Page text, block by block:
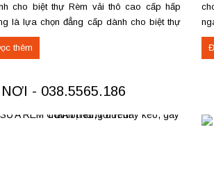
cho biệt thự Rèm vải thô cao cấp hấp
là lựa chọn đẳng cấp dành cho biệt thự
gian sang trọng. Kỹ thuật hấp sóng
hình trên ống rèm tạo nếp sóng suôn
thêm
- 038.5565.186